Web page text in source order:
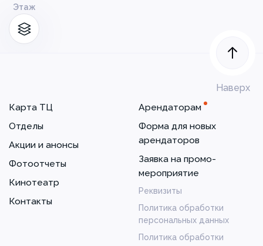
Этаж
Наверх
Карта ТЦ
Отделы
Акции и анонсы
Фотоотчеты
Кинотеатр
Контакты
Арендаторам
Форма для новых
арендаторов
Заявка на промо-
мероприятие
Реквизиты
Политика обработки
персональных данных
Политика обработки